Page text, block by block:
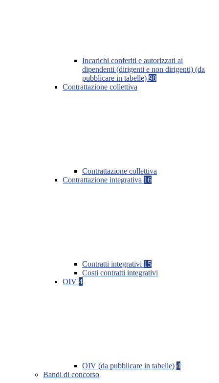
Incarichi conferiti e autorizzati ai
dipendenti (dirigenti e non dirigenti) (da
pubblicare in tabelle) 98
Contrattazione collettiva
Contrattazione collettiva
Contrattazione integrativa 16
Contratti integrativi 15
Costi contratti integrativi
OIV 4
OIV (da pubblicare in tabelle) 4
Bandi di concorso